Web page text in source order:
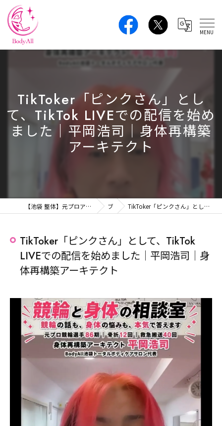
TikToker「ピンクさん」とし
て、TikTok LIVEでの配信を始め
ました｜平岡浩司｜身体再構築
アーキテクト
【池袋 整体】元プロアスリートの本格ボディケア｜肩こり・腰痛・姿勢改善 BodyAll ブログ TikToker「ピンクさん」として、TikTok LIVEでの配信を始めました｜平岡浩司｜身体再構築アーキテクト
TikToker「ピンクさん」として、TikTok
LIVEでの配信を始めました｜平岡浩司｜身
体再構築アーキテクト